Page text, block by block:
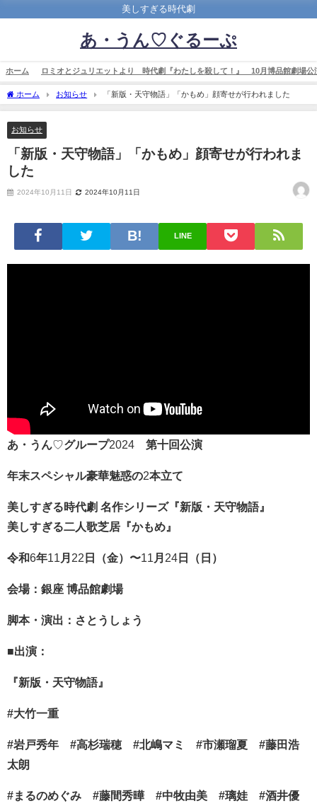
美しすぎる時代劇
あ・うん♡ぐるーぷ
ホーム ロミオとジュリエットより 時代劇『わたしを殺して！』 10月博品館劇場公
ホーム お知らせ 「新版・天守物語」「かもめ」顔寄せが行われました
お知らせ
「新版・天守物語」「かもめ」顔寄せが行われま
した
2024年10月11日 2024年10月11日
LINE
あ・うん♡グループ2024 第十回公演
年末スペシャル豪華魅惑の2本立て
美しすぎる時代劇 名作シリーズ『新版・天守物語』
美しすぎる二人歌芝居『かもめ』
令和6年11 月 22 日（金）〜11 月 24 日（日）
会場：銀座 博品館劇場
脚本・演出：さとうしょう
■出演：
『新版・天守物語』
#大竹一重
#岩戸秀年 #高杉瑞穂 #北嶋マミ #市瀬瑠夏 #藤田浩
太朗
#まるのめぐみ #藤間秀曄 #中牧由美 #璃娃 #酒井優